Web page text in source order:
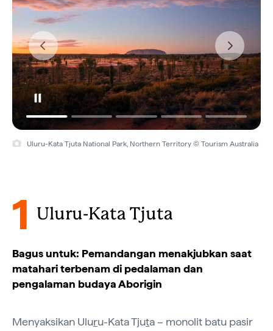
Uluru Camel Tours, Uluru, Northern Territory © Tourism Northern
1 Uluru-Kata Tjuta
Bagus untuk: Pemandangan menakjubkan saat
matahari terbenam di pedalaman dan
pengalaman budaya Aborigin
Menyaksikan Uluru-Kata Tjuta – monolit batu pasir